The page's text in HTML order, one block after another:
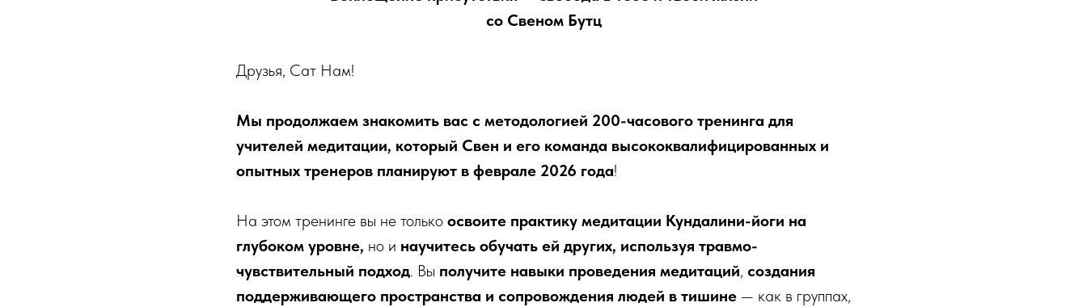
со Свеном Бутц
Друзья, Сат Нам!
Мы продолжаем знакомить вас с методологией 200-часового тренинга для
учителей медитации, который Свен и его команда высококвалифицированных и
опытных тренеров планируют в феврале 2026 года!
На этом тренинге вы не только освоите практику медитации Кундалини-йоги на
глубоком уровне, но и научитесь обучать ей других, используя травмо-
чувствительный подход. Вы получите навыки проведения медитаций, создания
поддерживающего пространства и сопровождения людей в тишине — как в группах,